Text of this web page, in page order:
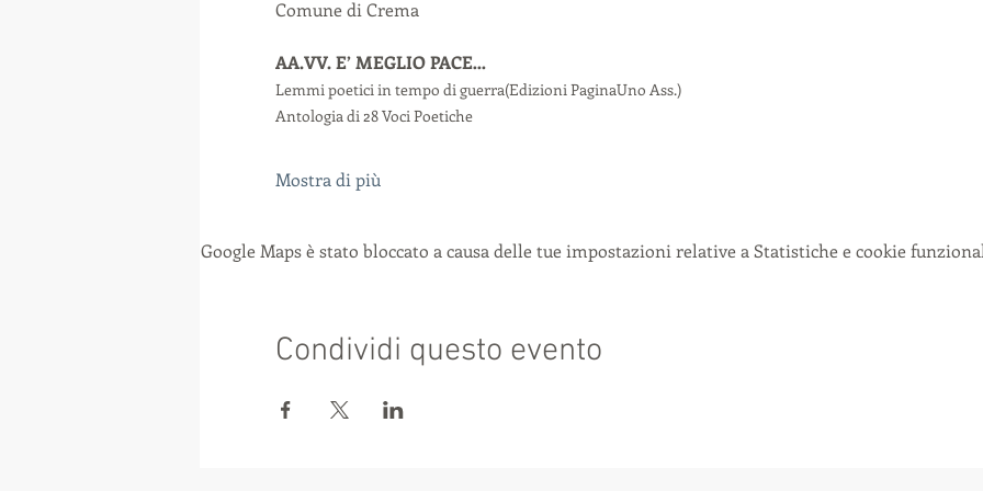
Comune di Crema
AA.VV. E’ MEGLIO PACE…
Lemmi poetici in tempo di guerra(Edizioni PaginaUno Ass.)
Antologia di 28 Voci Poetiche
Mostra di più
Google Maps è stato bloccato a causa delle tue impostazioni relative a Statistiche e cookie
Condividi questo evento